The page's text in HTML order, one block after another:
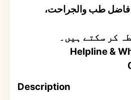
طب والجراحت،
کر سکتے ہیں۔
Helpline &
Description